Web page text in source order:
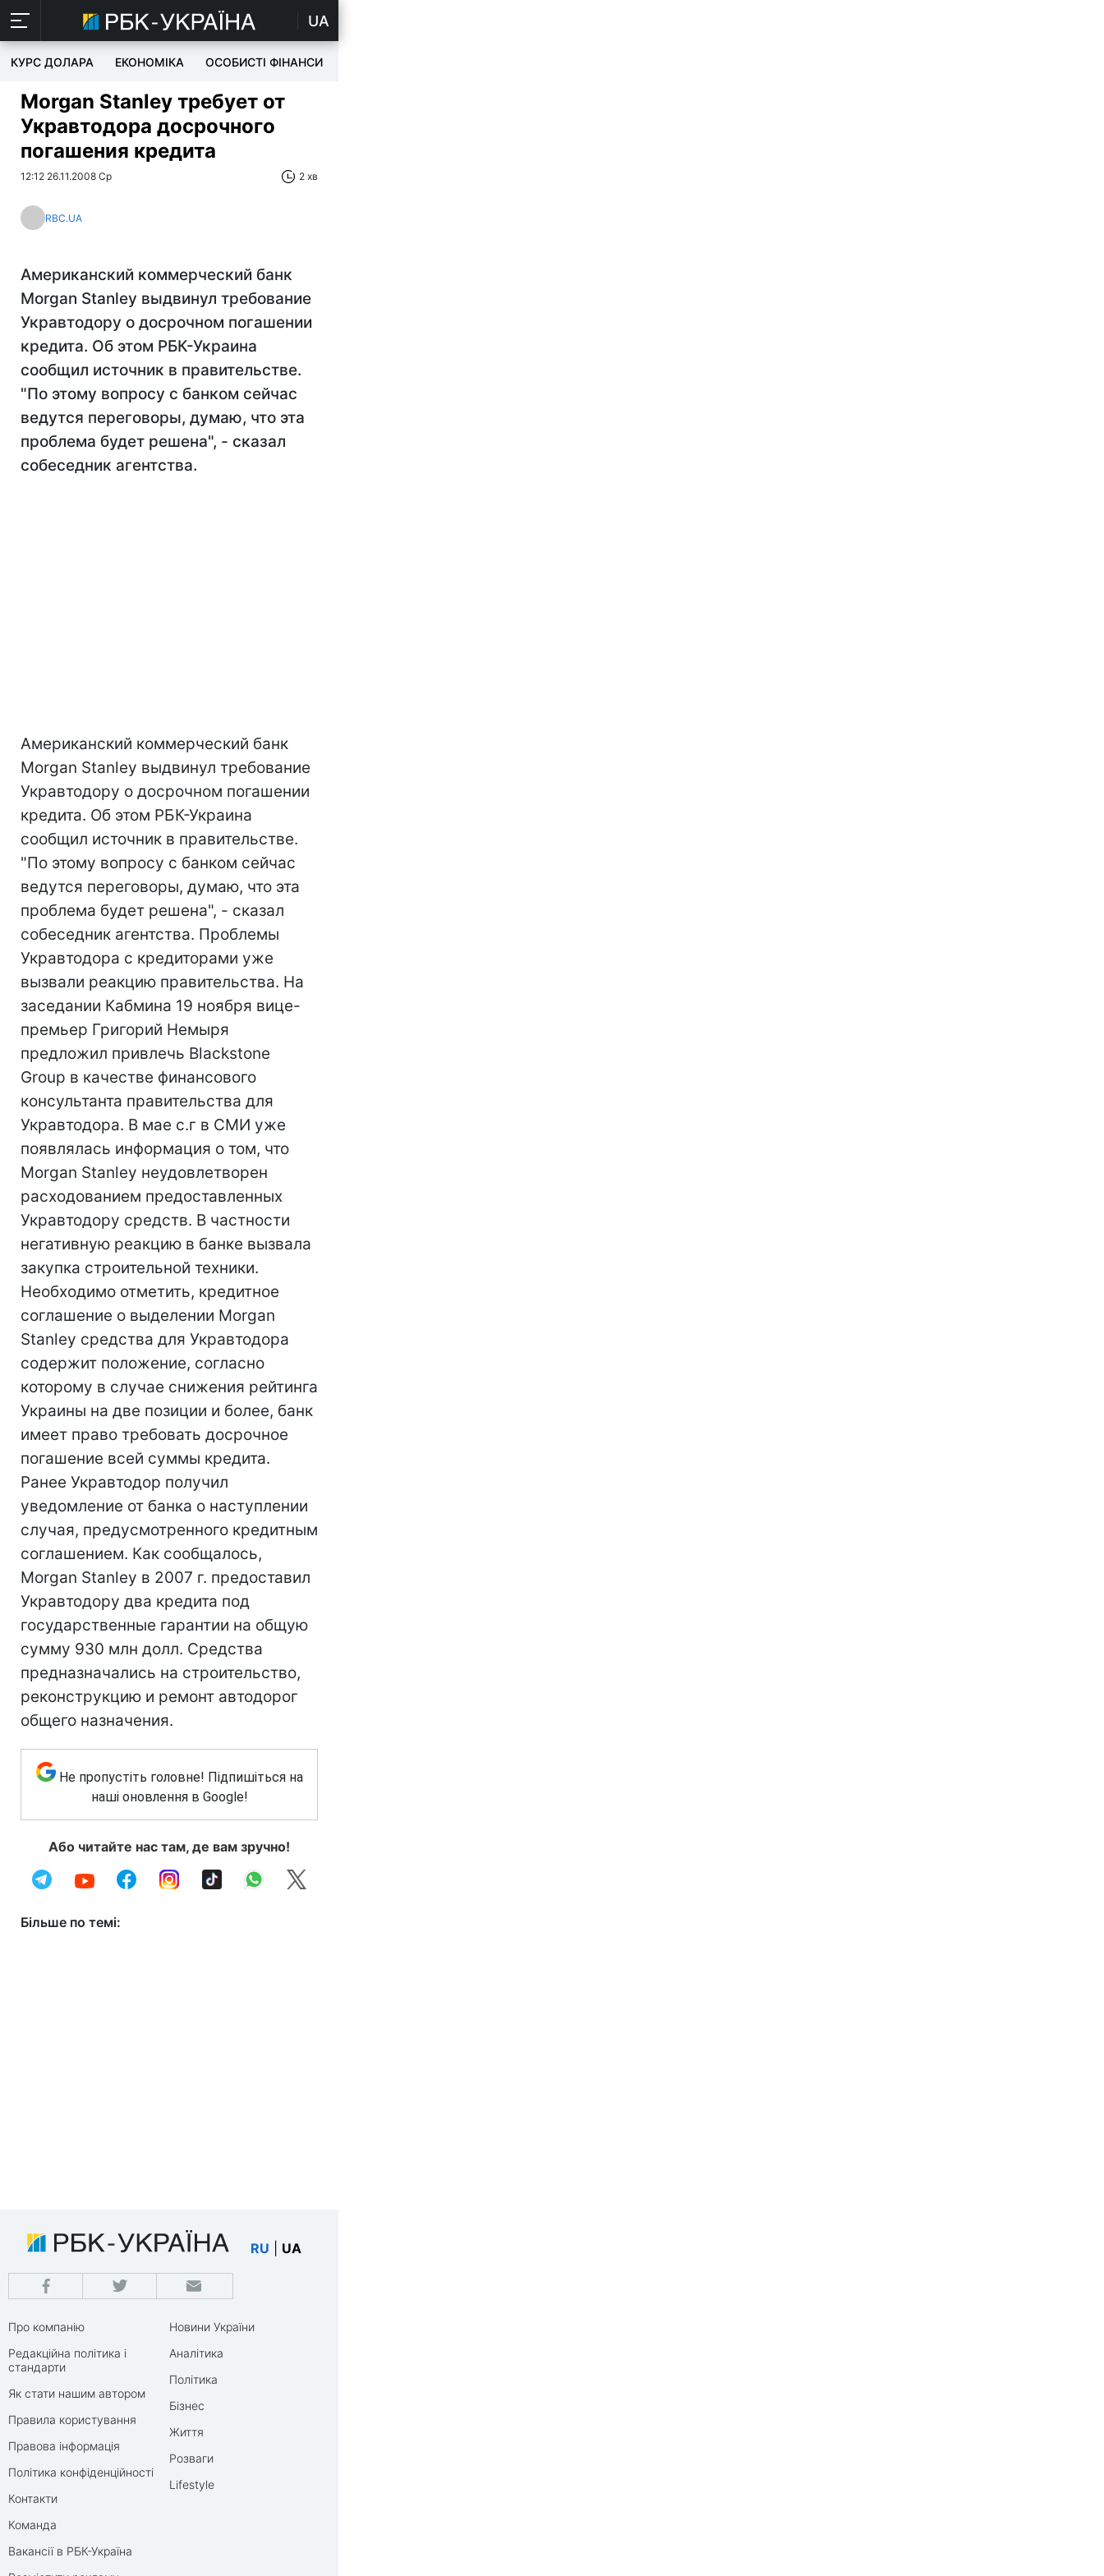
UA
КУРС ДОЛАРА ЕКОНОМІКА ОСОБИСТІ ФІНАНСИ
Morgan Stanley требует от
Укравтодора досрочного
погашения кредита
12:12 26.11.2008 Ср 2 хв
RBC.UA
Американский коммерческий банк
Morgan Stanley выдвинул требование
Укравтодору о досрочном погашении
кредита. Об этом РБК-Украина
сообщил источник в правительстве.
"По этому вопросу с банком сейчас
ведутся переговоры, думаю, что эта
проблема будет решена", - сказал
собеседник агентства.
Американский коммерческий банк
Morgan Stanley выдвинул требование
Укравтодору о досрочном погашении
кредита. Об этом РБК-Украина
сообщил источник в правительстве.
"По этому вопросу с банком сейчас
ведутся переговоры, думаю, что эта
проблема будет решена", - сказал
собеседник агентства. Проблемы
Укравтодора с кредиторами уже
вызвали реакцию правительства. На
заседании Кабмина 19 ноября вице-
премьер Григорий Немыря
предложил привлечь Blackstone
Group в качестве финансового
консультанта правительства для
Укравтодора. В мае с.г в СМИ уже
появлялась информация о том, что
Morgan Stanley неудовлетворен
расходованием предоставленных
Укравтодору средств. В частности
негативную реакцию в банке вызвала
закупка строительной техники.
Необходимо отметить, кредитное
соглашение о выделении Morgan
Stanley средства для Укравтодора
содержит положение, согласно
которому в случае снижения рейтинга
Украины на две позиции и более, банк
имеет право требовать досрочное
погашение всей суммы кредита.
Ранее Укравтодор получил
уведомление от банка о наступлении
случая, предусмотренного кредитным
соглашением. Как сообщалось,
Morgan Stanley в 2007 г. предоставил
Укравтодору два кредита под
государственные гарантии на общую
сумму 930 млн долл. Средства
предназначались на строительство,
реконструкцию и ремонт автодорог
общего назначения.
Не пропустіть головне! Підпишіться на
наші оновлення в Google!
Або читайте нас там, де вам зручно!
Більше по темі:
RU UA
Про компанію
Редакційна політика і
стандарти
Як стати нашим автором
Правила користування
Правова інформація
Політика конфіденційності
Контакти
Команда
Вакансії в РБК-Україна
Новини України
Аналітика
Політика
Бізнес
Життя
Розваги
Lifestyle